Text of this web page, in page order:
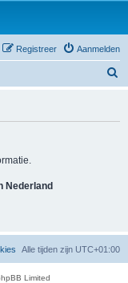
Aanmelden
Registreer
Nederland
Alle tijden zijn UTC+01:00
Limited